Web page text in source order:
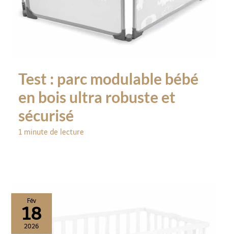
Test : parc modulable bébé
en bois ultra robuste et
sécurisé
1 minute de lecture
Fév
18
2026